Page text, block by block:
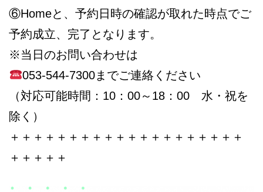
⑥Homeと、予約日時の確認が取れた時点でご
予約成立、完了となります。
※当日のお問い合わせは
053-544-7300までご連絡ください
（対応可能時間：10：00～18：00 水・祝を
除く）
＋＋＋＋＋＋＋＋＋＋＋＋＋＋＋＋＋＋＋＋
＋＋＋＋＋